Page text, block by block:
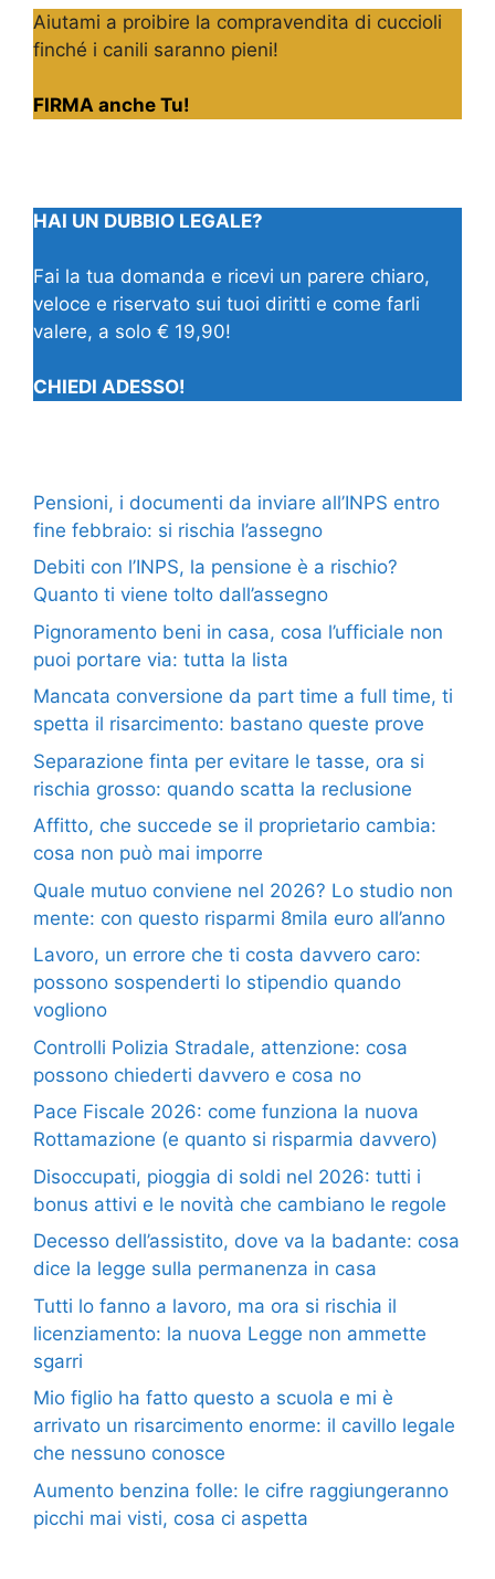
Aiutami a proibire la compravendita di cuccioli
finché i canili saranno pieni!
FIRMA anche Tu!
HAI UN DUBBIO LEGALE?
Fai la tua domanda e ricevi un parere chiaro,
veloce e riservato sui tuoi diritti e come farli
valere, a solo € 19,90!
CHIEDI ADESSO!
Pensioni, i documenti da inviare all’INPS entro
fine febbraio: si rischia l’assegno
Debiti con l’INPS, la pensione è a rischio?
Quanto ti viene tolto dall’assegno
Pignoramento beni in casa, cosa l’ufficiale non
puoi portare via: tutta la lista
Mancata conversione da part time a full time, ti
spetta il risarcimento: bastano queste prove
Separazione finta per evitare le tasse, ora si
rischia grosso: quando scatta la reclusione
Affitto, che succede se il proprietario cambia:
cosa non può mai imporre
Quale mutuo conviene nel 2026? Lo studio non
mente: con questo risparmi 8mila euro all’anno
Lavoro, un errore che ti costa davvero caro:
possono sospenderti lo stipendio quando
vogliono
Controlli Polizia Stradale, attenzione: cosa
possono chiederti davvero e cosa no
Pace Fiscale 2026: come funziona la nuova
Rottamazione (e quanto si risparmia davvero)
Disoccupati, pioggia di soldi nel 2026: tutti i
bonus attivi e le novità che cambiano le regole
Decesso dell’assistito, dove va la badante: cosa
dice la legge sulla permanenza in casa
Tutti lo fanno a lavoro, ma ora si rischia il
licenziamento: la nuova Legge non ammette
sgarri
Mio figlio ha fatto questo a scuola e mi è
arrivato un risarcimento enorme: il cavillo legale
che nessuno conosce
Aumento benzina folle: le cifre raggiungeranno
picchi mai visti, cosa ci aspetta